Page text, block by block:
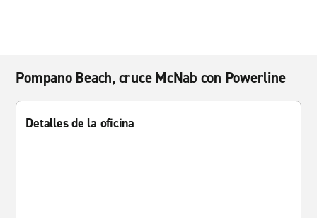
Pompano Beach, cruce McNab con Powerline
Detalles de la oficina